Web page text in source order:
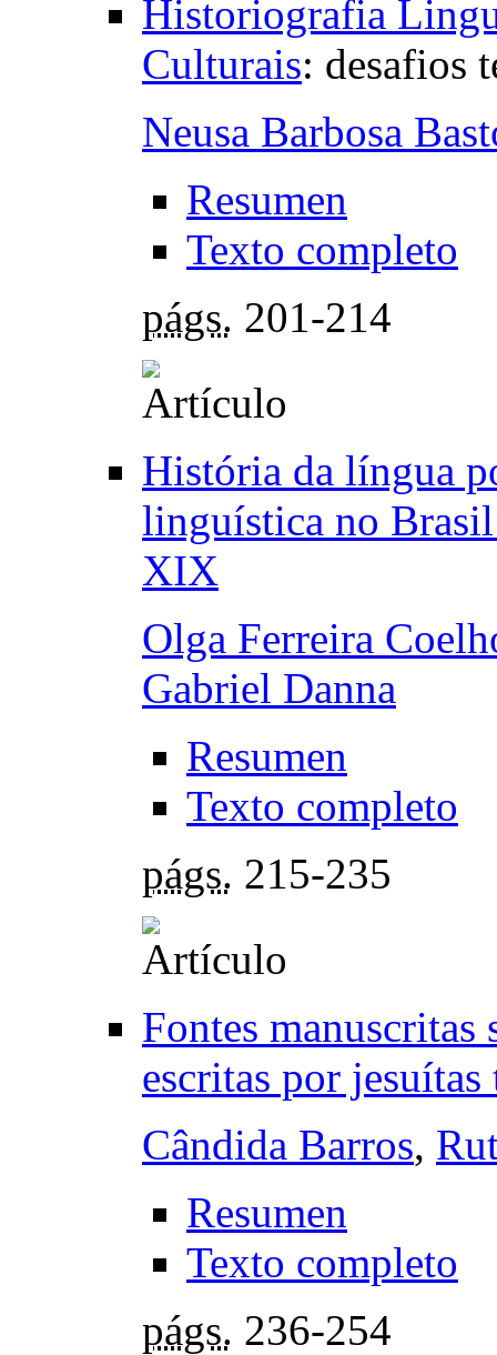
Historiografia
Culturais: desafios
Neusa Barbosa
Resumen
Texto completo
págs. 201-214
História da língua
linguística no
XIX
Olga Ferreira
Gabriel Danna
Resumen
Texto completo
págs. 215-235
Fontes
escritas por
Cândida Barros,
Resumen
Texto completo
págs. 236-254